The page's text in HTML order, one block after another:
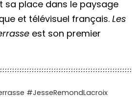
sa place dans le paysage
et télévisuel français. Les
est son premier
#JesseRemondLacroix